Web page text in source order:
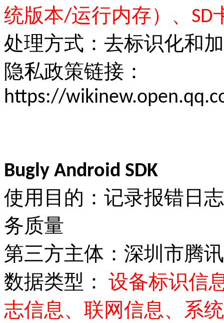
统版本/运行内存）、SD
处理方式：去标识化和
隐私政策链接：
https://
Bugly Android SDK
使用目的：记录报错日
务质量
第三方主体：深圳市腾
数据类型：
设备标识信
志信息、联网信息、系